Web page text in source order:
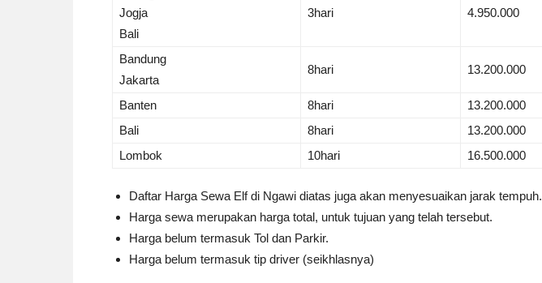
Jogja
Bali
3hari 4.950.000
Bandung
Jakarta
8hari 13.200.000
Banten 8hari
13.200.000
Bali
8hari
13.200.000
Lombok
10hari 16.500.000
Daftar Harga Sewa Elf di Ngawi diatas juga akan menyesuaikan jarak tempuh.
Harga sewa merupakan harga total, untuk tujuan yang telah tersebut.
Harga belum termasuk Tol dan Parkir.
Harga belum termasuk tip driver (seikhlasnya)